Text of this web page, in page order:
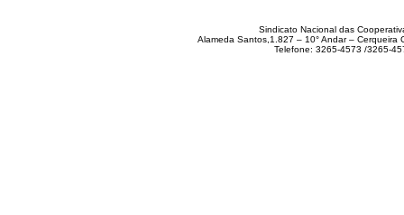
Sindicato Nacional das
Alameda Santos,1.827 – 10° Andar – Cerqueira
Telefone: 3265-4573 /3265-